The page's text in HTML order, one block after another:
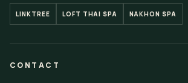
LINKTREE LOFT THAI SPA NAKHON SPA
CONTACT